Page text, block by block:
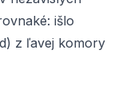
išlo
z ľavej komory